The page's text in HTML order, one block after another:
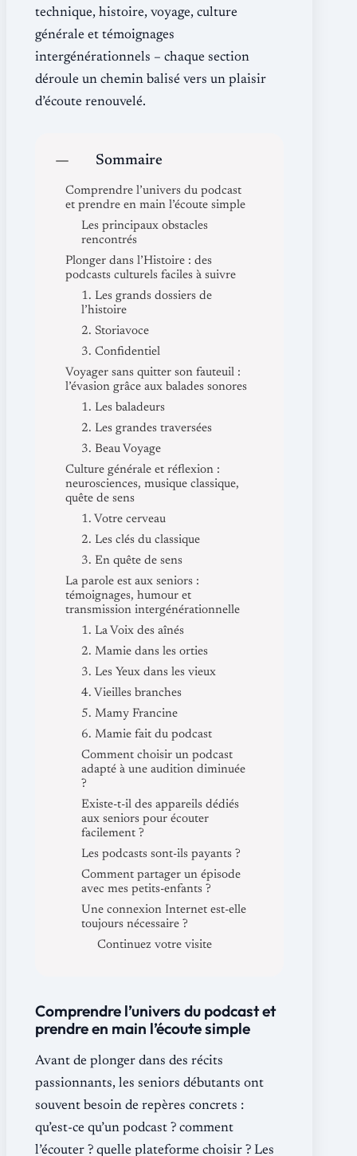
technique, histoire, voyage, culture
générale et témoignages
intergénérationnels – chaque section
déroule un chemin balisé vers un plaisir
d’écoute renouvelé.
Sommaire
Comprendre l’univers du podcast
et prendre en main l’écoute simple
Les principaux obstacles
rencontrés
Plonger dans l’Histoire : des
podcasts culturels faciles à suivre
1. Les grands dossiers de
l’histoire
2. Storiavoce
3. Confidentiel
Voyager sans quitter son fauteuil :
l’évasion grâce aux balades sonores
1. Les baladeurs
2. Les grandes traversées
3. Beau Voyage
Culture générale et réflexion :
neurosciences, musique classique,
quête de sens
1. Votre cerveau
2. Les clés du classique
3. En quête de sens
La parole est aux seniors :
témoignages, humour et
transmission intergénérationnelle
1. La Voix des aînés
2. Mamie dans les orties
3. Les Yeux dans les vieux
4. Vieilles branches
5. Mamy Francine
6. Mamie fait du podcast
Comment choisir un podcast
adapté à une audition diminuée
?
Existe-t-il des appareils dédiés
aux seniors pour écouter
facilement ?
Les podcasts sont-ils payants ?
Comment partager un épisode
avec mes petits-enfants ?
Une connexion Internet est-elle
toujours nécessaire ?
Continuez votre visite
Comprendre l’univers du podcast et
prendre en main l’écoute simple
Avant de plonger dans des récits
passionnants, les seniors débutants ont
souvent besoin de repères concrets :
qu’est-ce qu’un podcast ? comment
l’écouter ? quelle plateforme choisir ? Les